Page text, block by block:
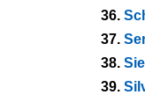
36.
37.
38.
39.